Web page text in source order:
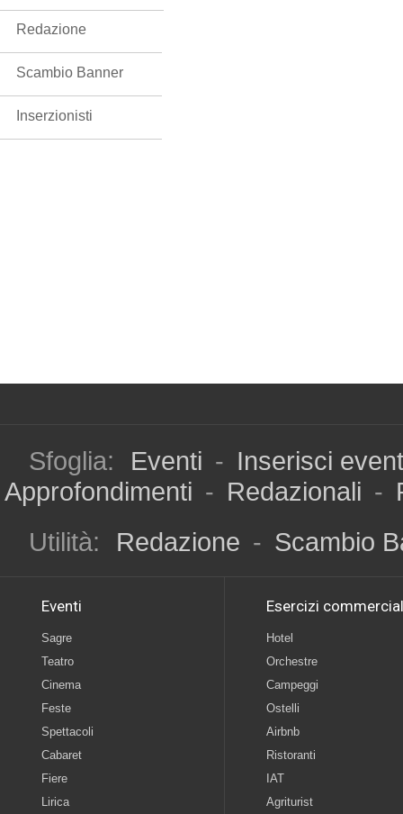
Redazione
Scambio Banner
Inserzionisti
Sfoglia: Eventi - Inserisci
Approfondimenti - Redazionali -
Utilità:
Redazione - Scambio
Eventi
Sagre
Teatro
Cinema
Feste
Spettacoli
Cabaret
Fiere
Lirica
Esercizi
Hotel
Orchestre
Campeggi
Ostelli
Airbnb
Ristoranti
IAT
Agriturist